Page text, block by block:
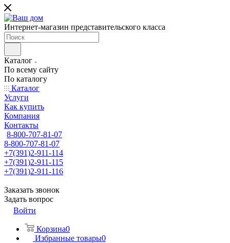
Интернет-магазин представительского класса
Каталог
По всему сайту
По каталогу
Каталог
Услуги
Как купить
Компания
Контакты
8-800-707-81-07
8-800-707-81-07
+7(391)2-911-114
+7(391)2-911-115
+7(391)2-911-116
Заказать звонок
Задать вопрос
Войти
Корзина0
Избранные товары0